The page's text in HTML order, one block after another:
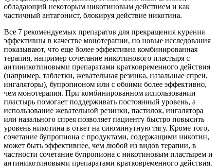
обладающий некоторым никотиновым действием и как
частичный антагонист, блокируя действие никотина.
Все 7 рекомендуемых препаратов для прекращения курения
эффективны в качестве монотерапии, но новые исследования
показывают, что еще более эффективна комбинированная
терапия, например сочетание никотинового пластыря с
антиникотиновыми препаратами кратковременного действия
(например, таблетки, жевательная резинка, назальные спреи,
ингаляторы), бупропионом или с обоими более эффективно,
чем монотерапия. При комбинированном использовании
пластырь помогает поддерживать постоянный уровень, а
использование жевательной резинки, пастилок, ингалятора
или назального спрея позволяет пациенту быстро повысить
уровень никотина в ответ на сиюминутную тягу. Кроме того,
сочетание бупропиона с продуктами, содержащими никотин,
может быть эффективнее, чем любой из видов терапии, в
частности сочетание бупропиона с никотиновым пластырем и
антиникотиновыми препаратами кратковременного действия.